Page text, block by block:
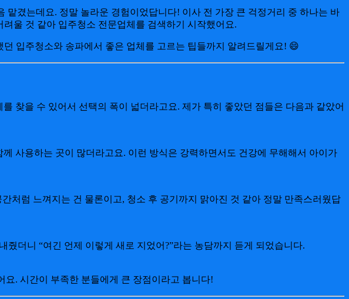
겼는데요. 정말 놀라운 경험이었답니다! 이사 전 가장 큰 걱정거리 중 하나는 바
울 것 같아 입주청소 전문업체를 검색하기 시작했어요.
입주청소와 송파에서 좋은 업체를 고르는 팁들까지 알려드릴게요! 😄
찾을 수 있어서 선택의 폭이 넓더라고요. 제가 특히 좋았던 점들은 다음과 같았어
사용하는 곳이 많더라고요. 이런 방식은 강력하면서도 건강에 무해해서 아이가
처럼 느껴지는 건 물론이고, 청소 후 공기까지 맑아진 것 같아 정말 만족스러웠답
더니 “여긴 언제 이렇게 새로 지었어?”라는 농담까지 듣게 되었습니다.
. 시간이 부족한 분들에게 큰 장점이라고 봅니다!